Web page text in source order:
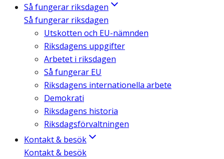
Så fungerar riksdagen
Så fungerar riksdagen
Utskotten och EU-nämnden
Riksdagens uppgifter
Arbetet i riksdagen
Så fungerar EU
Riksdagens internationella arbete
Demokrati
Riksdagens historia
Riksdagsförvaltningen
Kontakt & besök
Kontakt & besök